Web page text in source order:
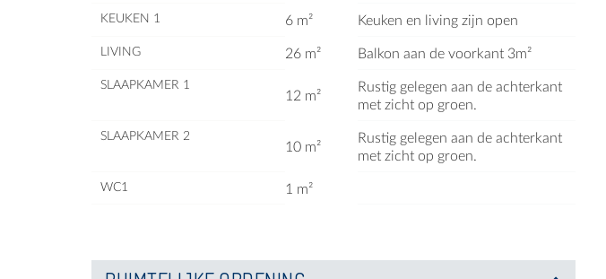
KEUKEN 1 6 m² Keuken en living zijn open
LIVING 26 m² Balkon aan de voorkant 3m²
SLAAPKAMER 1
12 m²
Rustig gelegen aan de achterkant
met zicht op groen.
SLAAPKAMER 2
10 m²
Rustig gelegen aan de achterkant
met zicht op groen.
WC1 1 m²